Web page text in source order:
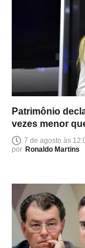
Patrimônio
vezes menor
7 de agosto às
por Ronaldo Martins